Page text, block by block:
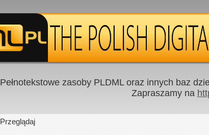
Pełnotekstowe zasoby PLDML oraz innych baz
Zapraszamy na
Przeglądaj